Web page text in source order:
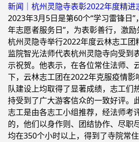
新闻｜杭州灵隐寺表彰2022年度精进
2023年3月5日是第60个“学习雷锋日”
年志愿者服务日”，为表彰善行，激励
杭州灵隐寺举行2022年度云林志工团
监院智光法师代表杭州灵隐寺向受到
示祝贺。他表示，在各位常住法师、
下，云林志工团在2022年克服疫情影
队建设上均取得了显著成绩，志工们
持受到了广大游客信众的一致好评。
志工是由各志工小组推荐，经法师考
的，他们以身作则、团结协作、尽职
均在350个小时以上，得到了寺院常